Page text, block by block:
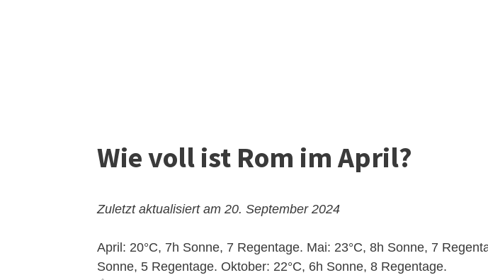
Wie voll ist Rom im April?
Zuletzt aktualisiert am 20. September 2024
April: 20°C, 7h Sonne, 7 Regentage. Mai: 23°C, 8h Sonne, 7
Sonne, 5 Regentage. Oktober: 22°C, 6h Sonne, 8 Regentage.